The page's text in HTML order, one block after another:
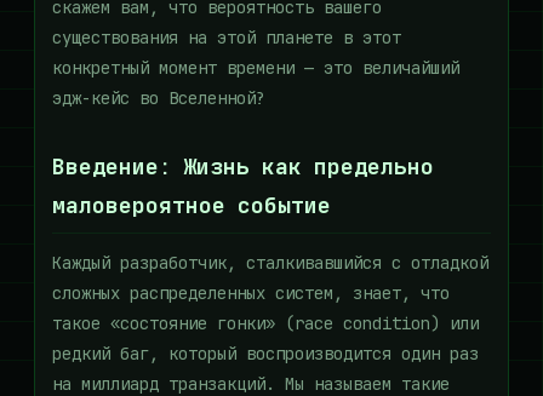
скажем вам, что вероятность вашего
существования на этой планете в этот
конкретный момент времени — это величайший
эдж-кейс во Вселенной?
Введение: Жизнь как предельно
маловероятное событие
Каждый разработчик, сталкивавшийся с отладкой
сложных распределенных систем, знает, что
такое «состояние гонки» (race condition) или
редкий баг, который воспроизводится один раз
на миллиард транзакций. Мы называем такие